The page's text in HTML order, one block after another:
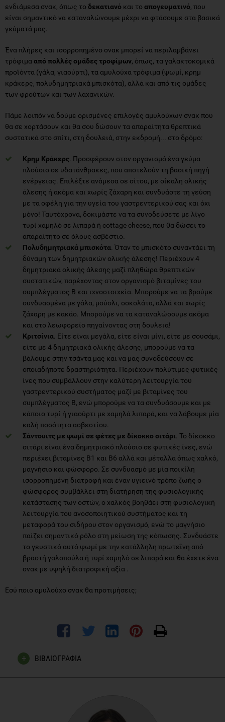
ενδιάμεσα σνακ, όπως το δεκατιανό και το απογευματινό, που
είναι σημαντικό να καταναλώνουμε μέχρι να φτάσουμε στα βασικά
γεύματά μας.
Ένα πλήρες και ισορροπημένο σνακ μπορεί να περιλαμβάνει
τρόφιμα από πολλές ομάδες τροφίμων, όπως, τα γαλακτοκομικά
προϊόντα (γάλα, γιαούρτι), τα αμυλούχα τρόφιμα (ψωμί, κρημ
κράκερς, πολυδημητριακά μπισκότα), αλλά και από τις ομάδες
των φρούτων και των λαχανικών.
Πάμε λοιπόν να δούμε ορισμένες επιλογές αμυλούχων σνακ που
θα σε χορτάσουν και θα σου δώσουν τα απαραίτητα θρεπτικά
συστατικά στο σπίτι, στη δουλειά, στην εκδρομή... στο δρόμο:
Κρημ Κράκερς . Προσφέρουν στον οργανισμό ένα γεύμα
πλούσιο σε υδατάνθρακες, που αποτελούν τη βασική πηγή
ενέργειας. Επιλέξτε ανάμεσα σε σίτου, με σίκαλη ολικής
άλεσης ή ακόμα και χωρίς ζάχαρη και συνδυάστε τη γεύση
με τα οφέλη για την υγεία του γαστρεντερικού σας και όχι
μόνο! Ταυτόχρονα, δοκιμάστε να τα συνοδεύσετε με λίγο
τυρί χαμηλό σε λιπαρά ή cottage cheese, που θα δώσει το
απαραίτητο σε όλους ασβέστιο.
Πολυδημητριακά μπισκότα . Όταν το μπισκότο συναντάει τη
δύναμη των δημητριακών ολικής άλεσης! Περιέχουν 4
δημητριακά ολικής άλεσης μαζί πληθώρα θρεπτικών
συστατικών, παρέχοντας στον οργανισμό βιταμίνες του
συμπλέγματος Β και ιχνοστοιχεία. Μπορούμε να τα βρούμε
συνδυασμένα με γάλα, μούσλι, σοκολάτα, αλλά και χωρίς
ζάχαρη με κακάο. Μπορούμε να τα καταναλώσουμε ακόμα
και στο λεωφορείο πηγαίνοντας στη δουλειά!
Κριτσίνια . Είτε είναι μεγάλα, είτε είναι μίνι, είτε με σουσάμι,
είτε με 4 δημητριακά ολικής άλεσης, μπορούμε να τα
βάλουμε στην τσάντα μας και να μας συνοδεύσουν σε
οποιαδήποτε δραστηριότητα. Περιέχουν πολύτιμες φυτικές
ίνες που συμβάλλουν στην καλύτερη λειτουργία του
γαστρεντερικού συστήματος μαζί με βιταμίνες του
συμπλέγματος Β, ενώ μπορούμε να τα συνδυάσουμε και με
κάποιο τυρί ή γιαούρτι με χαμηλά λιπαρά, και να λάβουμε μία
καλή ποσότητα ασβεστίου.
Σάντουιτς με ψωμί σε φέτες με δίκοκκο σιτάρι . Το δίκοκκο
σιτάρι είναι ένα δημητριακό πλούσιο σε φυτικές ίνες, ενώ
περιέχει βιταμίνες Β1 και Β6 αλλά και μέταλλα όπως χαλκό,
μαγνήσιο και φώσφορο. Σε συνδυασμό με μία ποικίλη
ισορροπημένη διατροφή και έναν υγιεινό τρόπο ζωής ο
φώσφορος συμβάλλει στη διατήρηση της φυσιολογικής
κατάστασης των οστών, ο χαλκός βοηθάει στη φυσιολογική
λειτουργία του ανοσοποιητικού συστήματος και τη
μεταφορά του σιδήρου στον οργανισμό, ενώ το μαγνήσιο
παίζει σημαντικό ρόλο στη μείωση της κόπωσης. Συνδυάστε
το γευστικό αυτό ψωμί με την κατάλληλη πρωτεΐνη από
βραστή γαλοπούλα ή τυρί χαμηλό σε λιπαρά και θα έχετε ένα
σνακ με υψηλή διατροφική αξία .
Εσύ ποιο αμυλούχο σνακ θα προτιμήσεις;
ΒΙΒΛΙΟΓΡΑΦΙΑ